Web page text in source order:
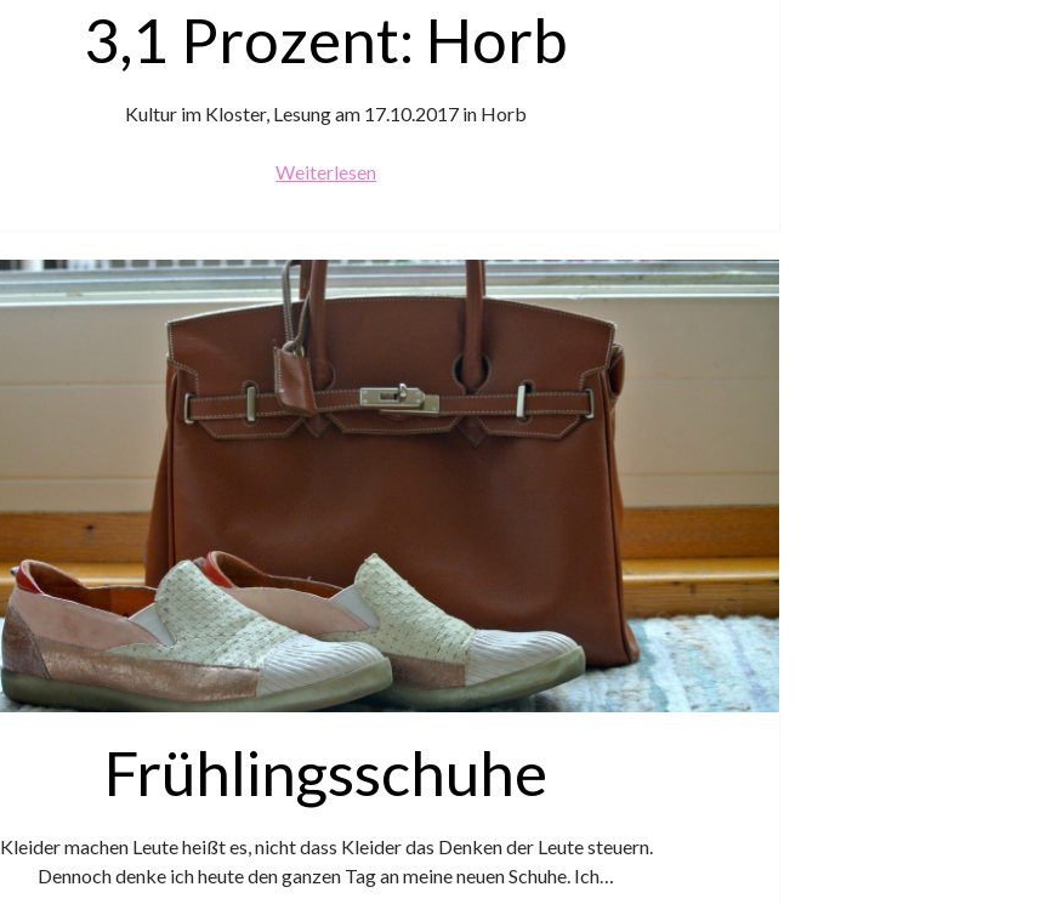
3,1 Prozent: Horb
Kultur im Kloster, Lesung am 17.10.2017 in Horb
Weiterlesen
Frühlingsschuhe
Kleider machen Leute heißt es, nicht dass Kleider das Denken der Leute steuern.
Dennoch denke ich heute den ganzen Tag an meine neuen Schuhe. Ich…